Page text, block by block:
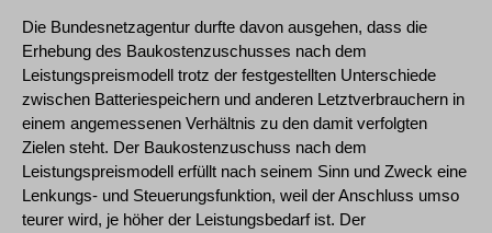
Die Bundesnetzagentur durfte davon ausgehen, dass die
Erhebung des Baukostenzuschusses nach dem
Leistungspreismodell trotz der festgestellten Unterschiede
zwischen Batteriespeichern und anderen Letztverbrauchern in
einem angemessenen Verhältnis zu den damit verfolgten
Zielen steht. Der Baukostenzuschuss nach dem
Leistungspreismodell erfüllt nach seinem Sinn und Zweck eine
Lenkungs- und Steuerungsfunktion, weil der Anschluss umso
teurer wird, je höher der Leistungsbedarf ist. Der